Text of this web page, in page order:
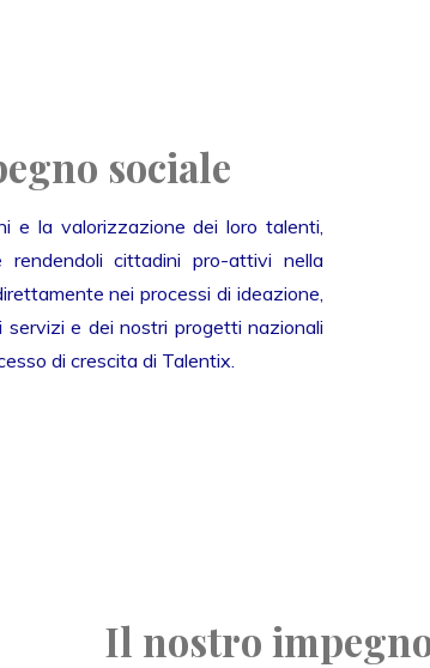
sociale
e la valorizzazione dei loro talenti,
cittadini pro-attivi nella
nei processi di ideazione,
e dei nostri progetti nazionali
di crescita di Talentix.
Il nostro